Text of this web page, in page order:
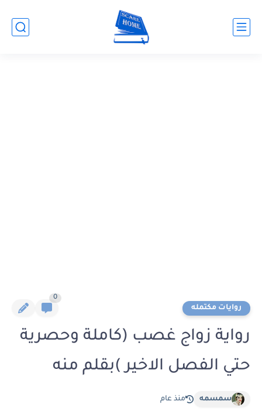
روايات مكتمله
0
رواية زواج غصب (كاملة وحصرية
حتي الفصل الاخير )بقلم منه
سمسمه منذ عام